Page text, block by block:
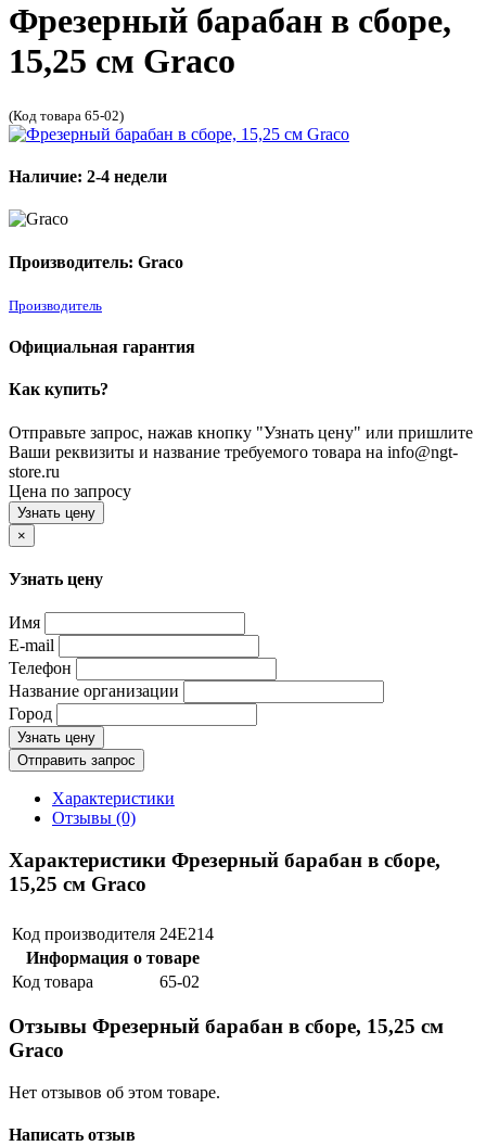
Фрезерный барабан в сборе,
15,25 см Graco
(Код товара 65-02)
Наличие: 2-4 недели
Производитель: Graco
Производитель
Официальная гарантия
Как купить?
Отправьте запрос, нажав кнопку "Узнать цену" или пришлите
Ваши реквизиты и название требуемого товара на info@ngt-
store.ru
Цена по запросу
Узнать цену
×
Узнать цену
Имя
E-mail
Телефон
Название организации
Город
Узнать цену
Отправить запрос
Характеристики
Отзывы (0)
Характеристики Фрезерный барабан в сборе,
15,25 см Graco
Код производителя 24E214
Информация о товаре
Код товара
65-02
Отзывы Фрезерный барабан в сборе, 15,25 см
Graco
Нет отзывов об этом товаре.
Написать отзыв